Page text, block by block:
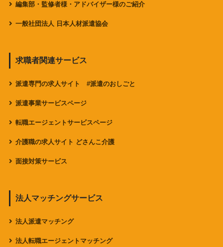
編集部・監修者様・アドバイザー様のご紹介
一般社団法人 日本人材派遣協会
求職者関連サービス
派遣専門の求人サイト #派遣のおしごと
派遣事業サービスページ
転職エージェントサービスページ
介護職の求人サイト どさんこ介護
面接対策サービス
法人マッチングサービス
法人派遣マッチング
法人転職エージェントマッチング